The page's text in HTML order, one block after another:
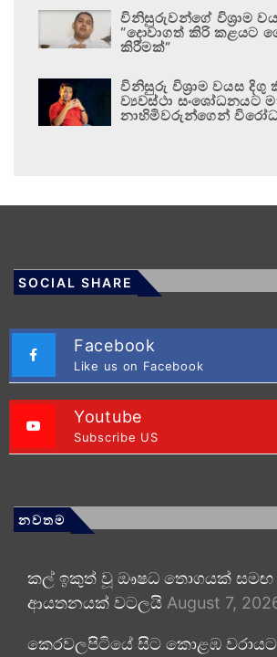
විනිසුරුවන්ගේ විශ්‍රාම
“දොවාගත් කිරි කළයට
කිරීමක්”
විනිසුරු විශ්‍රාම වයස දිගු
ව්‍යවස්ථා සංශෝධනයට
නාහිමිවරුන්ගෙන්
SOCIAL SHARE
Facebook
Like us on Facebook
Youtube
Subscribe US
නවතම
කල් ඉකුත් වූ ඖෂධ තොගයක් සමඟ
ආයතනයක් වටලයි August 7,
කෙරවලපිටියේ සිට කොළඹ